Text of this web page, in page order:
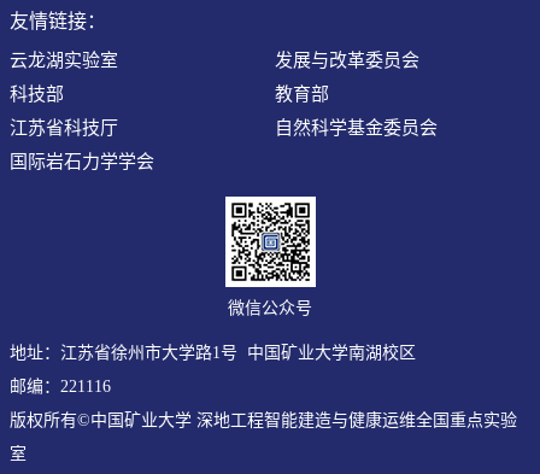
友情链接：
云龙湖实验室
发展与改革委员会
科技部
教育部
江苏省科技厅
自然科学基金委员会
国际岩石力学学会
微信公众号
地址：江苏省徐州市大学路1号 中国矿业大学南湖校区
邮编：221116
版权所有©中国矿业大学 深地工程智能建造与健康运维全国重点实验
室